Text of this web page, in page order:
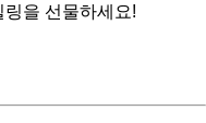
을 선물하세요!